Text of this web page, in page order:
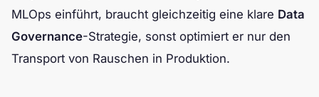
MLOps einführt, braucht gleichzeitig eine klare Data
Governance-Strategie, sonst optimiert er nur den
Transport von Rauschen in Produktion.